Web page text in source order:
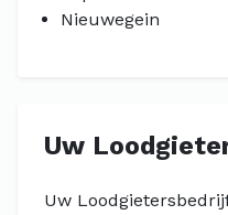
Nieuwegein
Uw
Uw